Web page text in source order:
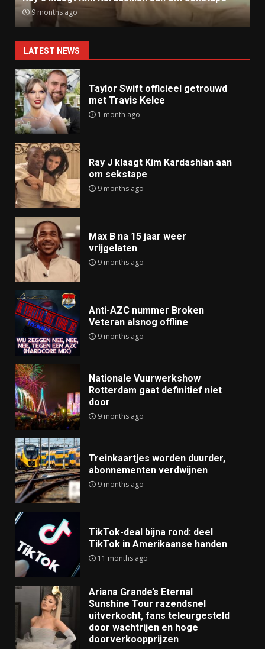
9 months ago
LATEST NEWS
Taylor Swift officieel getrouwd
met Travis Kelce
1 month ago
Ray J klaagt Kim Kardashian aan
om sekstape
9 months ago
Max B na 15 jaar weer
vrijgelaten
9 months ago
Anti-AZC nummer Broken
Veteran alsnog offline
9 months ago
Nationale Vuurwerkshow
Rotterdam gaat definitief niet
door
9 months ago
Treinkaartjes worden duurder,
abonnementen verdwijnen
9 months ago
TikTok-deal bijna rond: deel
TikTok in Amerikaanse handen
11 months ago
Ariana Grande’s Eternal
Sunshine Tour razendsnel
uitverkocht, fans teleurgesteld
door wachtrijen en hoge
doorverkoopprijzen